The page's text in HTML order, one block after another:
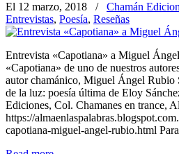
El 12 marzo, 2018 / Chamán
Entrevistas, Poesía, Reseñas
Entrevista «Capotiana» a Miguel
«Capotiana» de uno de nuestros
autor chamánico, Miguel Ángel Rubio
de la luz: poesía última de Eloy
Ediciones, Col. Chamanes en trance,
https://
capotiana-miguel-angel-rubio.html